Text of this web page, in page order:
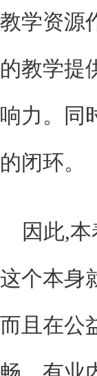
教学资源
的教学提
响力。同
的闭环。
因此,
这个本身
而且在公